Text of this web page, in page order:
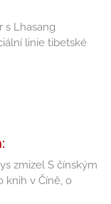
s Lhasang
linie tibetské
zmizel S čínským
knih v Číně, o